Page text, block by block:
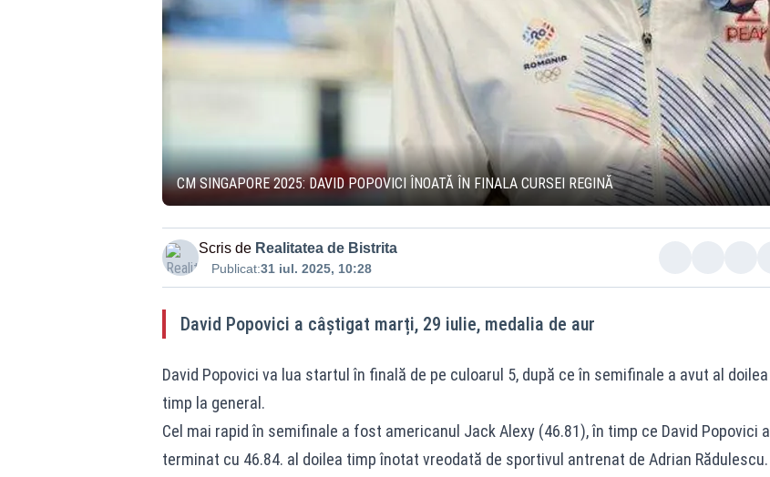
CM SINGAPORE 2025: DAVID POPOVICI ÎNOATĂ ÎN FINALA CURSEI REGINĂ
Scris de Realitatea de Bistrita
Publicat:31 iul. 2025, 10:28
David Popovici a câștigat marți, 29 iulie, medalia de aur
David Popovici va lua startul în finală de pe culoarul 5, după ce în semifinale a avut al doilea
timp la general.
Cel mai rapid în semifinale a fost americanul Jack Alexy (46.81), în timp ce David Popovici a
terminat cu 46.84. al doilea timp înotat vreodată de sportivul antrenat de Adrian Rădulescu.